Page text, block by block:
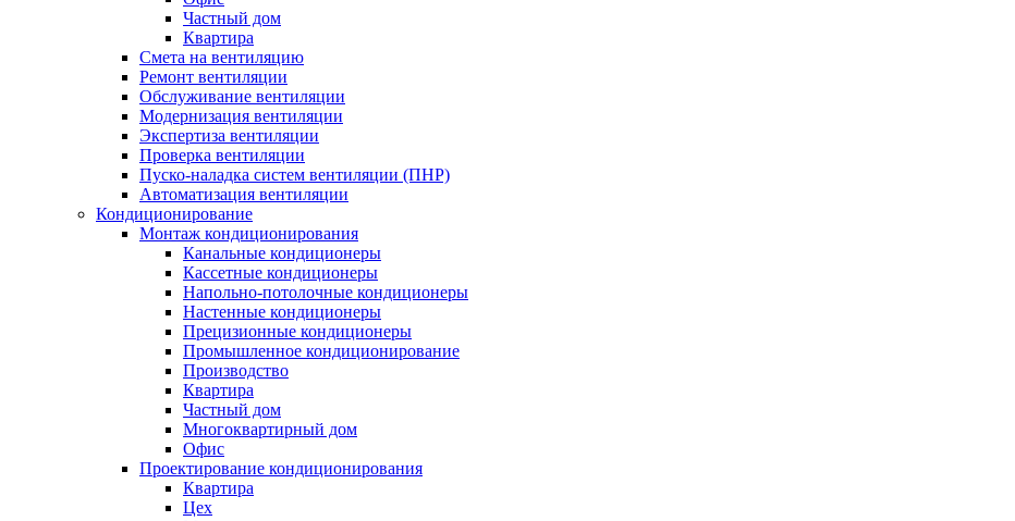
Частный дом
Квартира
Смета на вентиляцию
Ремонт вентиляции
Обслуживание вентиляции
Модернизация вентиляции
Экспертиза вентиляции
Проверка вентиляции
Пуско-наладка систем вентиляции (ПНР)
Автоматизация вентиляции
Кондиционирование
Монтаж кондиционирования
Канальные кондиционеры
Кассетные кондиционеры
Напольно-потолочные кондиционеры
Настенные кондиционеры
Прецизионные кондиционеры
Промышленное кондиционирование
Производство
Квартира
Частный дом
Многоквартирный дом
Офис
Проектирование кондиционирования
Квартира
Цех